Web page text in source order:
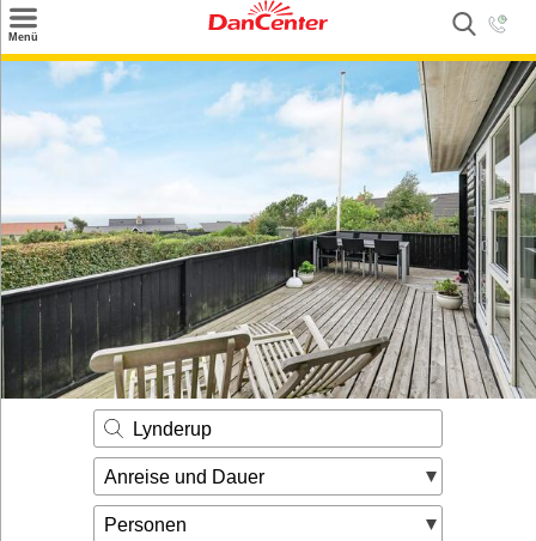
Menü
Suchen
Urlaubsziele
Angebote
Inspiration
Kontakt
Gut zu wissen
Login
Lynderup
Anreise und Dauer
Personen